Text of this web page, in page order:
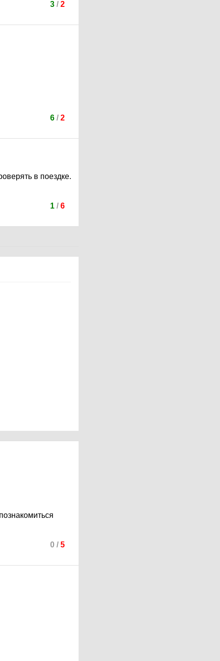
3/ 2
6/ 2
в поездке.
1/ 6
0 / 5